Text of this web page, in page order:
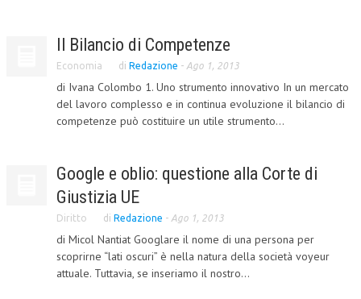
TAX RISK MANAGEMENT
CFC E PARADISI FISCALI
AMMINISTRATIVA
TRIBUTARIA
GIURISPRUDENZA
Il Bilancio di Competenze
Economia di Redazione - Ago 1, 2013
di Ivana Colombo 1. Uno strumento innovativo In un mercato
del lavoro complesso e in continua evoluzione il bilancio di
competenze può costituire un utile strumento...
Google e oblio: questione alla Corte di
Giustizia UE
Diritto di Redazione - Ago 1, 2013
di Micol Nantiat Googlare il nome di una persona per
scoprirne “lati oscuri” è nella natura della società voyeur
attuale. Tuttavia, se inseriamo il nostro...